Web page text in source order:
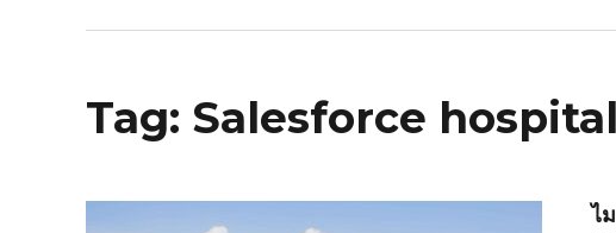
Tag: Salesforce
ไ